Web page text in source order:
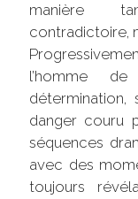
manière
contradictoire,
l’homme
danger couru
séquences
avec des
toujours